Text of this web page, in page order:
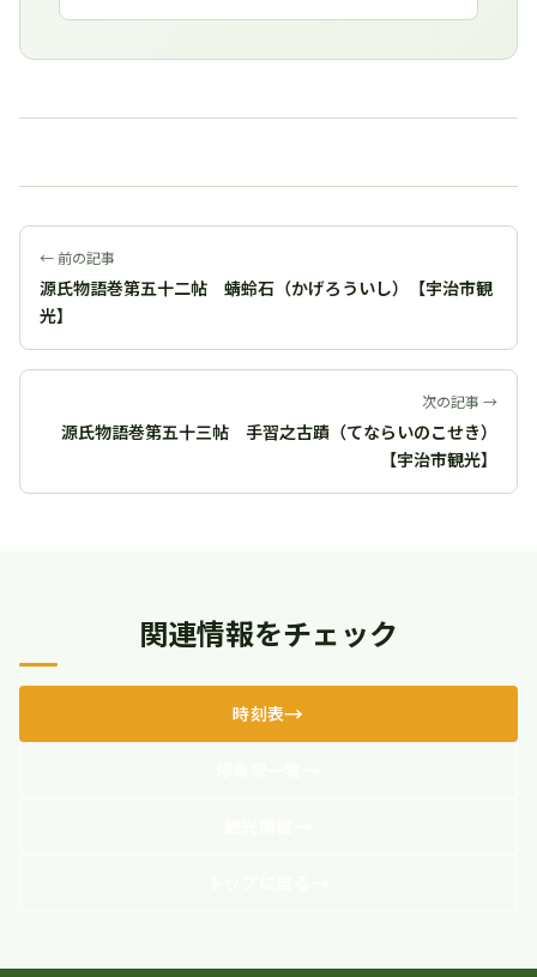
← 前の記事
源氏物語巻第五十二帖 蜻蛉石（かげろういし）【宇治市観
光】
次の記事 →
源氏物語巻第五十三帖 手習之古蹟（てならいのこせき）
【宇治市観光】
関連情報をチェック
時刻表